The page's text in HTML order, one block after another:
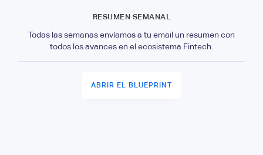
RESUMEN SEMANAL
Todas las semanas envíamos a tu email un resumen con
todos los avances en el ecosistema Fintech.
ABRIR EL BLUEPRINT